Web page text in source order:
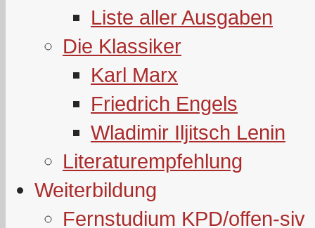
Liste aller Ausgaben
Die Klassiker
Karl Marx
Friedrich Engels
Wladimir Iljitsch Lenin
Literaturempfehlung
Weiterbildung
Fernstudium KPD/offen-siv